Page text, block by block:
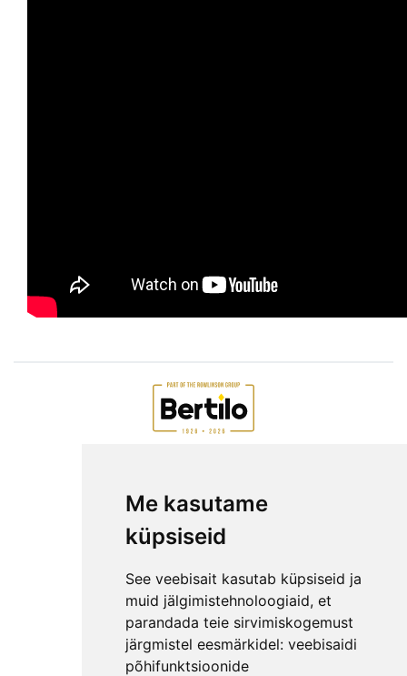
Me kasutame
küpsiseid
See veebisait kasutab küpsiseid ja
muid jälgimistehnoloogiaid, et
parandada teie sirvimiskogemust
järgmistel eesmärkidel: veebisaidi
põhifunktsioonide
ETTEVÕTTEST
KKK
KONTAKT
MEESKOND
GARANTIITINGIMUSED
PRIVAATSUSPOLIITIKA
NÕUANDED
LEPINGUST TAGANEMISE AVALDUS